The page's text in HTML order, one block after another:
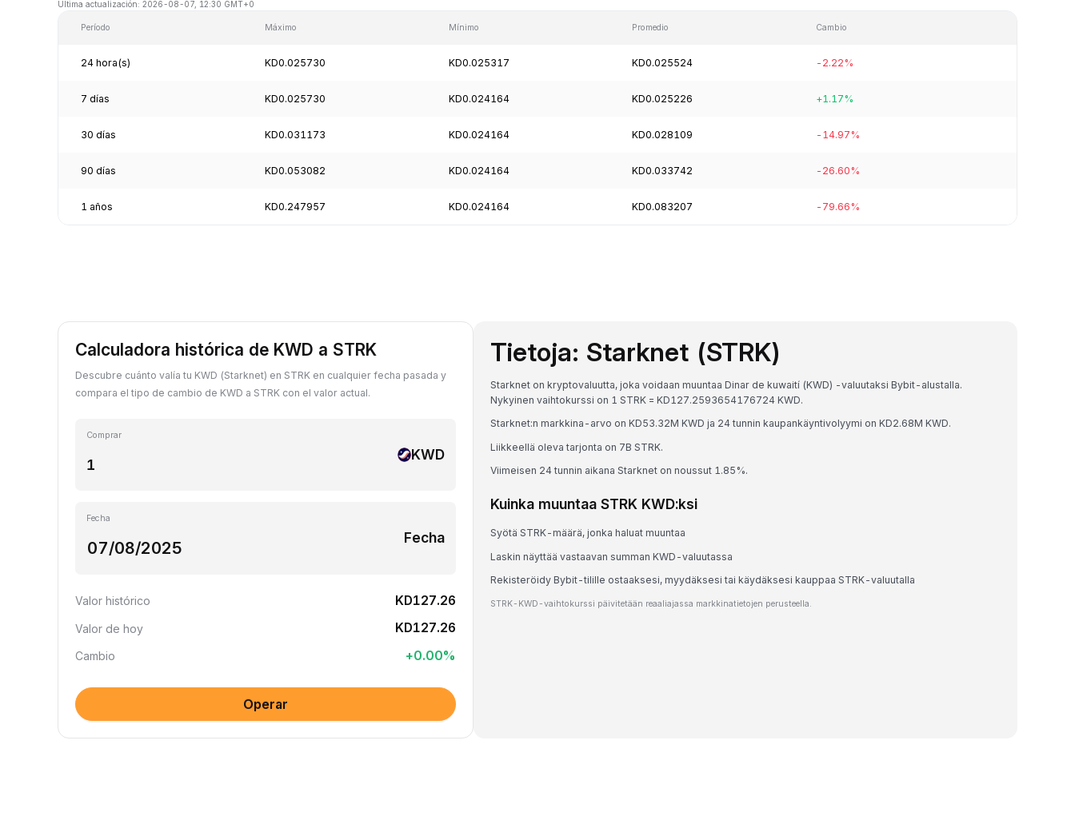
Última actualización: 2026-08-07, 12:30 GMT+0
Período Máximo Mínimo Promedio Cambio
24 hora(s) KD0.025730 KD0.025317 KD0.025524 -2.22%
7 días KD0.025730 KD0.024164 KD0.025226 +1.17%
30 días KD0.031173 KD0.024164 KD0.028109 -14.97%
90 días KD0.053082 KD0.024164 KD0.033742 -26.60%
1 años KD0.247957 KD0.024164 KD0.083207 -79.66%
Calculadora histórica de KWD a STRK
Descubre cuánto valía tu KWD (Starknet) en STRK en cualquier fecha pasada y
compara el tipo de cambio de KWD a STRK con el valor actual.
Comprar
KWD
Fecha
Fecha
Valor histórico KD127.26
Valor de hoy KD127.26
Cambio +0.00%
Operar
Tietoja: Starknet (STRK)
Starknet on kryptovaluutta, joka voidaan muuntaa Dinar de kuwaití (KWD) -valuutaksi Bybit-alustalla.
Nykyinen vaihtokurssi on 1 STRK = KD127.2593654176724 KWD.
Starknet:n markkina-arvo on KD53.32M KWD ja 24 tunnin kaupankäyntivolyymi on KD2.68M KWD.
Liikkeellä oleva tarjonta on 7B STRK.
Viimeisen 24 tunnin aikana Starknet on noussut 1.85%.
Kuinka muuntaa STRK KWD:ksi
Syötä STRK-määrä, jonka haluat muuntaa
Laskin näyttää vastaavan summan KWD-valuutassa
Rekisteröidy Bybit-tilille ostaaksesi, myydäksesi tai käydäksesi kauppaa STRK-valuutalla
STRK-KWD-vaihtokurssi päivitetään reaaliajassa markkinatietojen perusteella.